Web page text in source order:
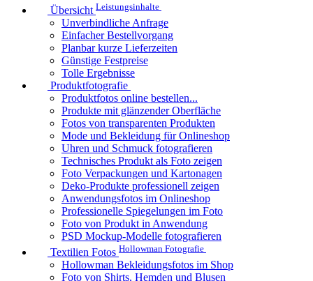
Übersicht Leistungsinhalte
Unverbindliche Anfrage
Einfacher Bestellvorgang
Planbar kurze Lieferzeiten
Günstige Festpreise
Tolle Ergebnisse
Produktfotografie
Produktfotos online bestellen...
Produkte mit glänzender Oberfläche
Fotos von transparenten Produkten
Mode und Bekleidung für Onlineshop
Uhren und Schmuck fotografieren
Technisches Produkt als Foto zeigen
Foto Verpackungen und Kartonagen
Deko-Produkte professionell zeigen
Anwendungsfotos im Onlineshop
Professionelle Spiegelungen im Foto
Foto von Produkt in Anwendung
PSD Mockup-Modelle fotografieren
Textilien Fotos Hollowman Fotografie
Hollowman Bekleidungsfotos im Shop
Foto von Shirts, Hemden und Blusen